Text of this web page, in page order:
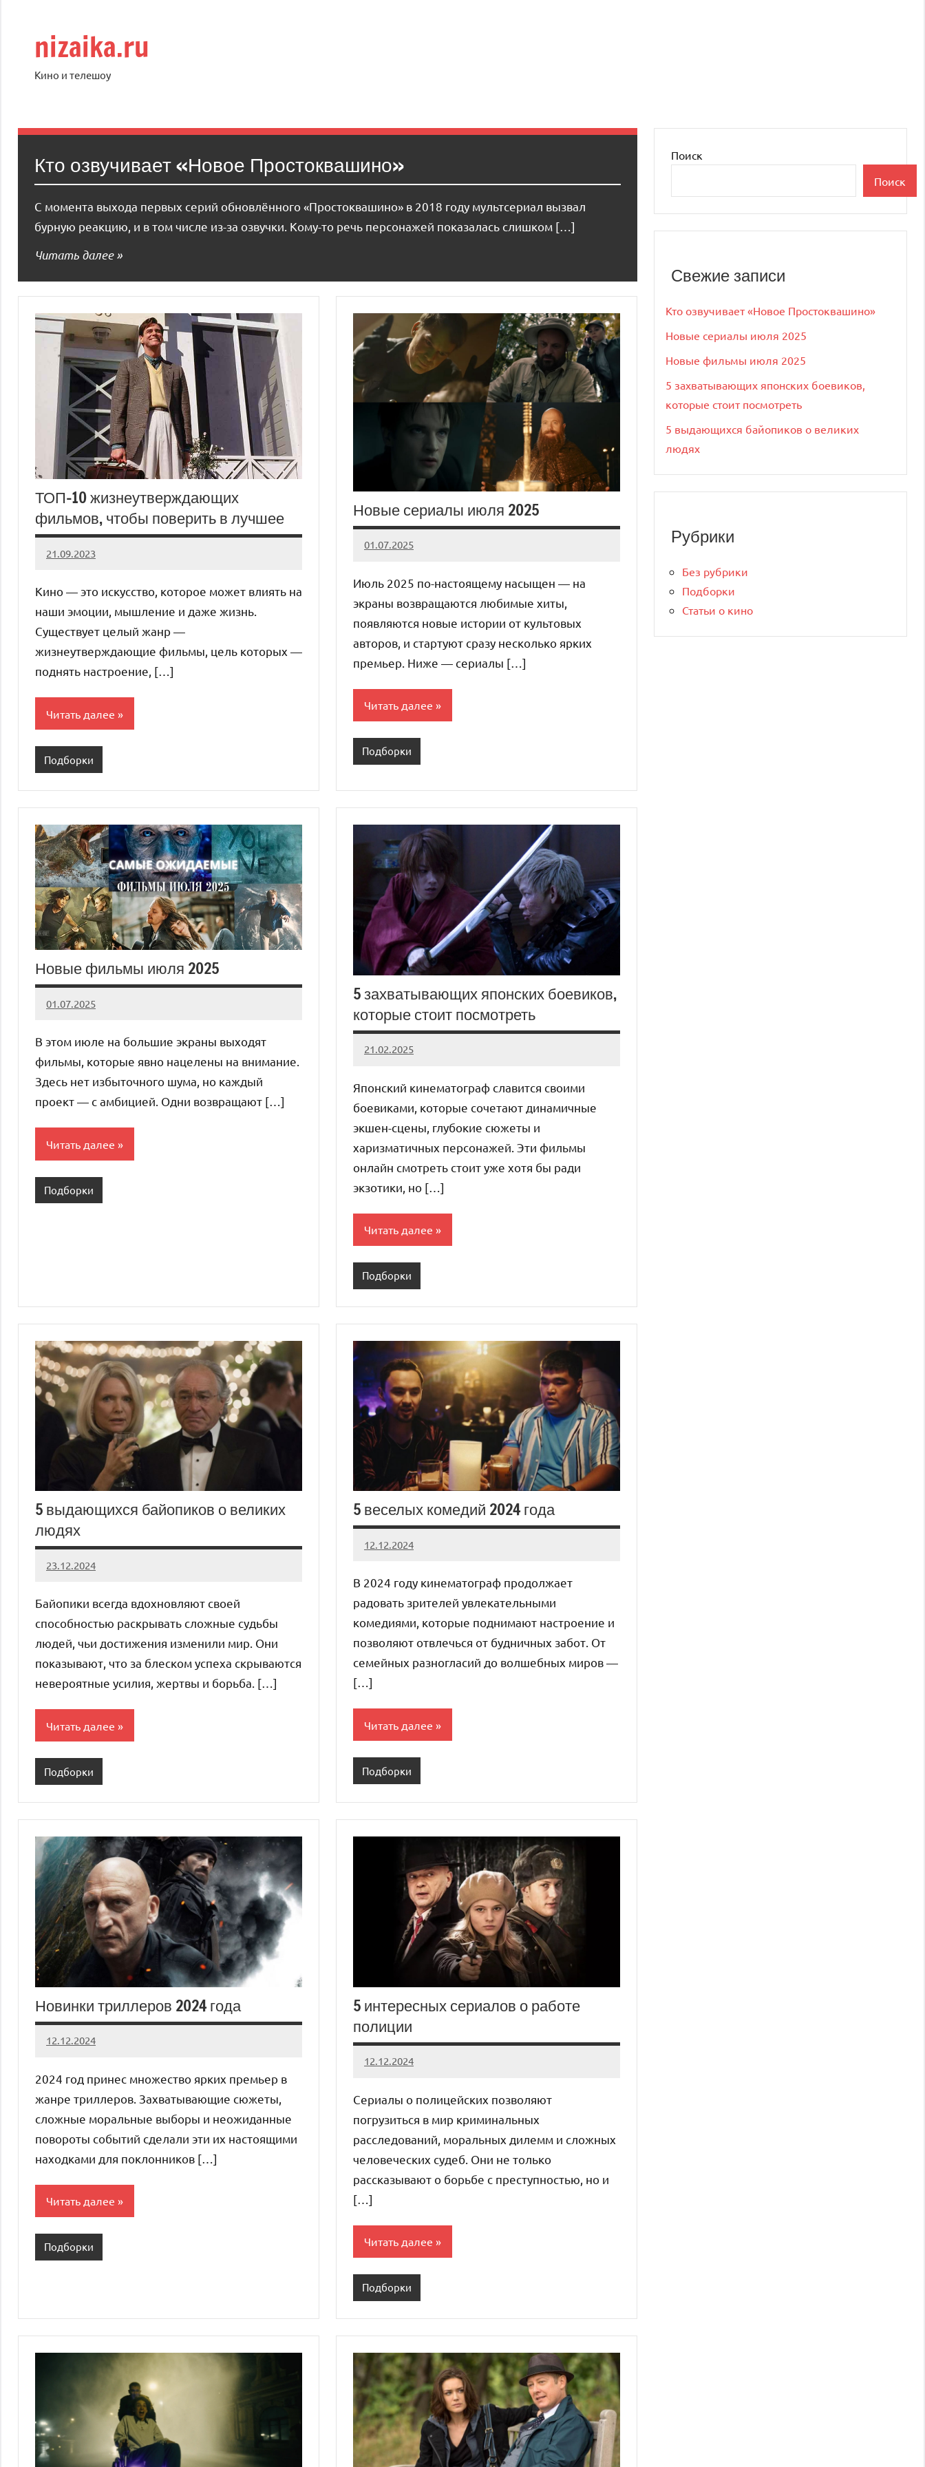
содержимому
nizaika.ru
Кино и телешоу
Кто озвучивает «Новое Простоквашино»
С момента выхода первых серий обновлённого «Простоквашино» в 2018 году мультсериал вызвал
бурную реакцию, и в том числе из-за озвучки. Кому-то речь персонажей показалась слишком […]
Читать далее
ТОП-10 жизнеутверждающих
фильмов, чтобы поверить в лучшее
21.09.2023
admin
Нет
Кино — это искусство, которое может влиять на
наши эмоции, мышление и даже жизнь.
Существует целый жанр —
жизнеутверждающие фильмы, цель которых —
поднять настроение, […]
Читать далее
Подборки
Новые сериалы июля 2025
01.07.2025
admin
Нет
Июль 2025 по-настоящему насыщен — на
экраны возвращаются любимые хиты,
появляются новые истории от культовых
авторов, и стартуют сразу несколько ярких
премьер. Ниже — сериалы […]
Читать далее
Подборки
Новые фильмы июля 2025
01.07.2025
admin
Нет
В этом июле на большие экраны выходят
фильмы, которые явно нацелены на внимание.
Здесь нет избыточного шума, но каждый
проект — с амбицией. Одни возвращают […]
Читать далее
Подборки
5 захватывающих японских боевиков,
которые стоит посмотреть
21.02.2025
admin
Нет
Японский кинематограф славится своими
боевиками, которые сочетают динамичные
экшен-сцены, глубокие сюжеты и
харизматичных персонажей. Эти фильмы
онлайн смотреть стоит уже хотя бы ради
экзотики, но […]
Читать далее
Подборки
5 выдающихся байопиков о великих
людях
23.12.2024
admin
Нет
Байопики всегда вдохновляют своей
способностью раскрывать сложные судьбы
людей, чьи достижения изменили мир. Они
показывают, что за блеском успеха скрываются
невероятные усилия, жертвы и борьба. […]
Читать далее
Подборки
5 веселых комедий 2024 года
12.12.2024
admin
Нет
В 2024 году кинематограф продолжает
радовать зрителей увлекательными
комедиями, которые поднимают настроение и
позволяют отвлечься от будничных забот. От
семейных разногласий до волшебных миров —
[…]
Читать далее
Подборки
Новинки триллеров 2024 года
12.12.2024
admin
Нет
2024 год принес множество ярких премьер в
жанре триллеров. Захватывающие сюжеты,
сложные моральные выборы и неожиданные
повороты событий сделали эти их настоящими
находками для поклонников […]
Читать далее
Подборки
5 интересных сериалов о работе
полиции
12.12.2024
admin
Нет
Сериалы о полицейских позволяют
погрузиться в мир криминальных
расследований, моральных дилемм и сложных
человеческих судеб. Они не только
рассказывают о борьбе с преступностью, но и
[…]
Читать далее
Подборки
Поиск
Поиск
Свежие записи
Кто озвучивает «Новое Простоквашино»
Новые сериалы июля 2025
Новые фильмы июля 2025
5 захватывающих японских боевиков,
которые стоит посмотреть
5 выдающихся байопиков о великих
людях
Рубрики
Без рубрики
Подборки
Статьи о кино